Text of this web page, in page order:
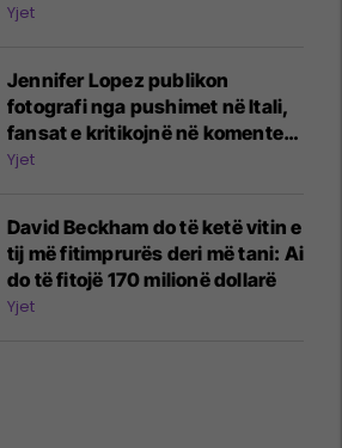
Yjet
Jennifer Lopez publikon
fotografi nga pushimet në Itali,
fansat e kritikojnë në komente:
Fëmijët e tu janë vazhdimisht në
Yjet
David Beckham do të ketë vitin e
tij më fitimprurës deri më tani: Ai
do të fitojë 170 milionë dollarë
Yjet